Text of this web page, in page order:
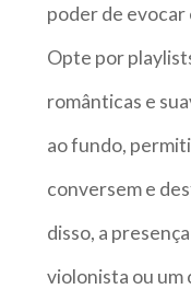
poder de evocar
Opte por
românticas e
ao fundo,
conversem e
disso, a
violonista ou um